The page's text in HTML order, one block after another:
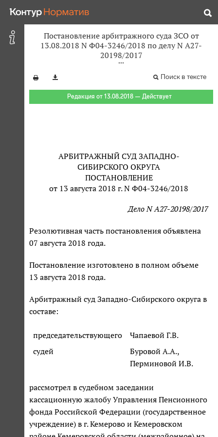
Постановление арбитражного суда ЗСО от
13.08.2018 N Ф04-3246/2018 по делу N А27-
20198/2017
Поиск в тексте
Редакция от 13.08.2018 — Действует
АРБИТРАЖНЫЙ СУД ЗАПАДНО-
СИБИРСКОГО ОКРУГА
ПОСТАНОВЛЕНИЕ
от 13 августа 2018 г. N Ф04-3246/2018
Дело N А27-20198/2017
Резолютивная часть постановления объявлена
07 августа 2018 года.
Постановление изготовлено в полном объеме
13 августа 2018 года.
Арбитражный суд Западно-Сибирского округа в
составе:
председательствующего
Чапаевой Г.В.
судей
Буровой А.А.,
Перминовой И.В.
рассмотрел в судебном заседании
кассационную жалобу Управления Пенсионного
фонда Российской Федерации (государственное
учреждение) в г. Кемерово и Кемеровском